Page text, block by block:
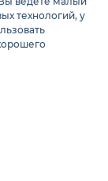
технологий, у